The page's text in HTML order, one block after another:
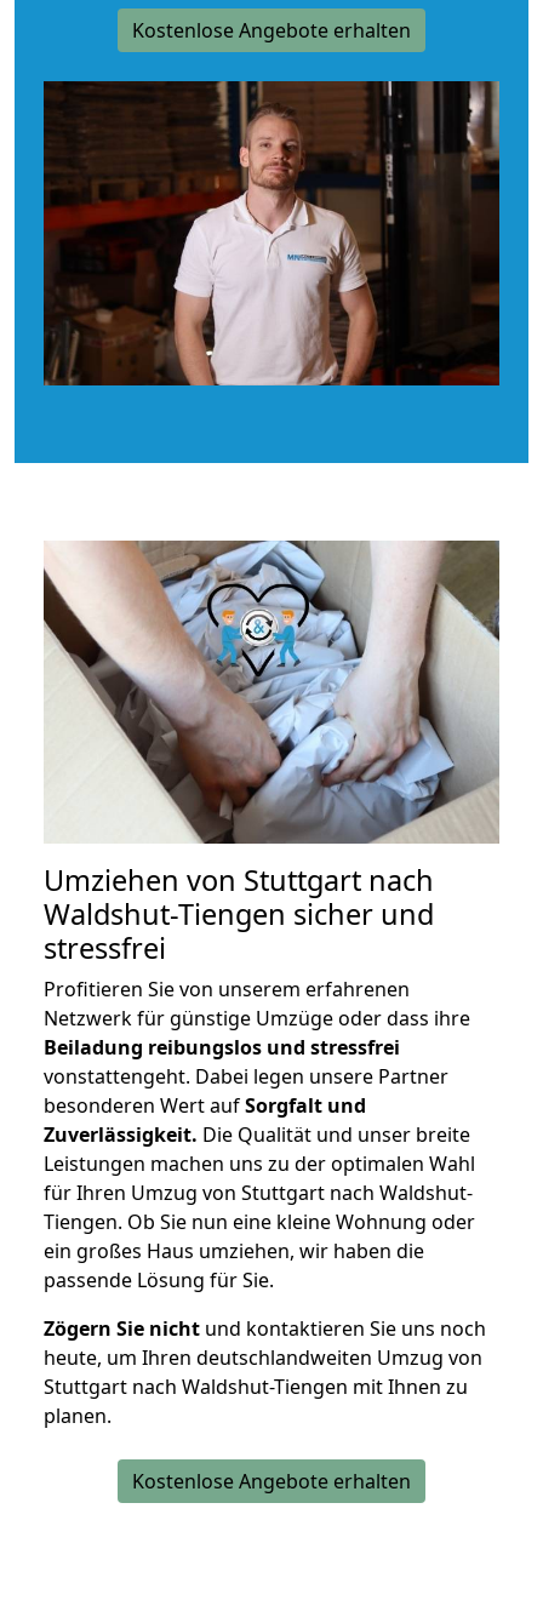
Kostenlose Angebote erhalten
Umziehen von Stuttgart nach
Waldshut-Tiengen sicher und
stressfrei
Profitieren Sie von unserem erfahrenen
Netzwerk für günstige Umzüge oder dass ihre
Beiladung reibungslos und stressfrei
vonstattengeht. Dabei legen unsere Partner
besonderen Wert aufSorgfalt und
Zuverlässigkeit. Die Qualität und unser breite
Leistungen machen uns zu der optimalen Wahl
für Ihren Umzug von Stuttgart nach Waldshut-
Tiengen. Ob Sie nun eine kleine Wohnung oder
ein großes Haus umziehen, wir haben die
passende Lösung für Sie.
Zögern Sie nicht und kontaktieren Sie uns noch
heute, um Ihren deutschlandweiten Umzug von
Stuttgart nach Waldshut-Tiengen mit Ihnen zu
planen.
Kostenlose Angebote erhalten